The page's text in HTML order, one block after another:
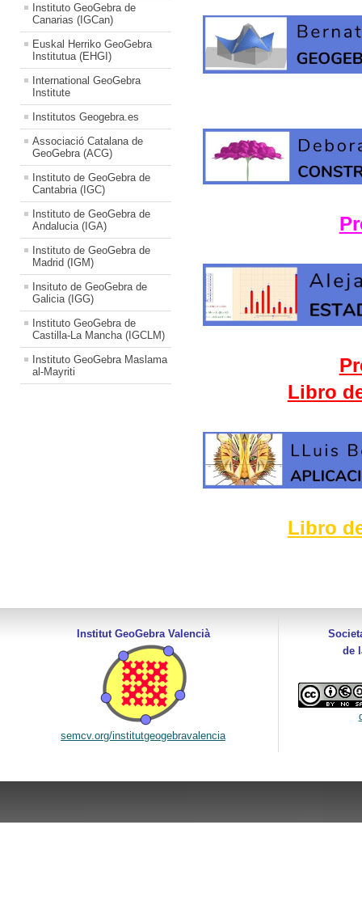
Instituto GeoGebra de
Canarias (IGCan)
Euskal Herriko GeoGebra
Institutua (EHGI)
International GeoGebra
Institute
Institutos Geogebra.es
Associació Catalana de
GeoGebra (ACG)
Instituto de GeoGebra de
Cantabria (IGC)
Instituto de GeoGebra de
Andalucia (IGA)
Instituto de GeoGebra de
Madrid (IGM)
Insituto de GeoGebra de
Galicia (IGG)
Instituto GeoGebra de
Castilla-La Mancha (IGCLM)
Instituto GeoGebra Maslama
al-Mayriti
Libro
Libro
Institut GeoGebra Valencià
semcv.org/institutgeogebravalencia
de